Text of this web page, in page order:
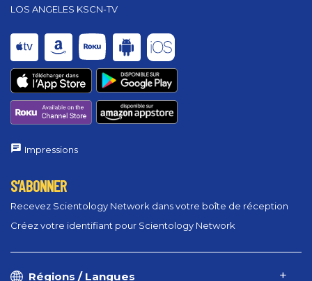
LOS ANGELES KSCN-TV
Impressions
S’ABONNER
Recevez Scientology Network dans votre boîte de réception
Créez votre identifiant pour Scientology Network
Régions / Langues